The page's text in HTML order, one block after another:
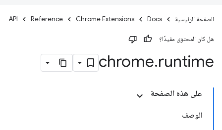
الصفحة الرئيسية Docs
Chrome Extensions
Reference
API
هل كان المحتوى مفيدًا؟
chrome.runtime
على هذه الصفحة
الوصف